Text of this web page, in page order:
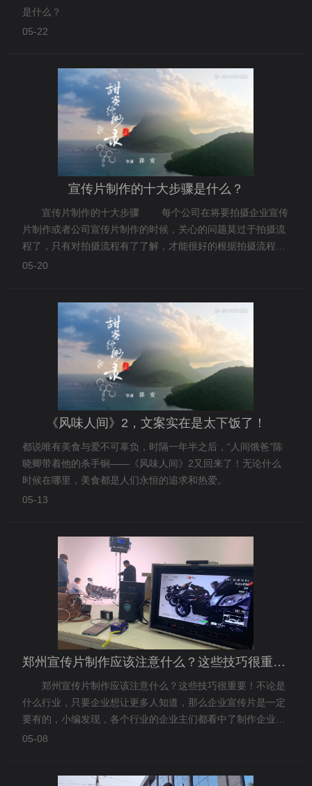
是什么？
05-22
宣传片制作的十大步骤是什么？
宣传片制作的十大步骤 每个公司在将要拍摄企业宣传
片制作或者公司宣传片制作的时候，关心的问题莫过于拍摄流
程了，只有对拍摄流程有了了解，才能很好的根据拍摄流程来
安排企业或者公司的一切事物。今天菲力克宣传片制作将和大
05-20
《风味人间》2，文案实在是太下饭了！
都说唯有美食与爱不可辜负，时隔一年半之后，“人间饿爸”陈
晓卿带着他的杀手锏——《风味人间》2又回来了！无论什么
时候在哪里，美食都是人们永恒的追求和热爱。
05-13
郑州宣传片制作应该注意什么？这些技巧很重要！
郑州宣传片制作应该注意什么？这些技巧很重要！不论是
什么行业，只要企业想让更多人知道，那么企业宣传片是一定
要有的，小编发现，各个行业的企业主们都看中了制作企业宣
传片来进行网络营销的这种方案，因为使用企业宣传片可以更
05-08